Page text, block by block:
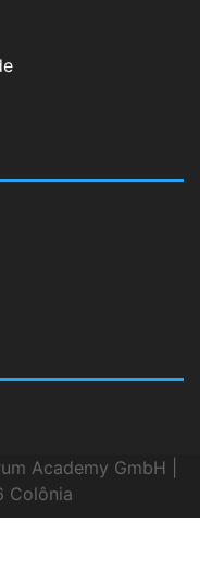
Academy GmbH |
Colônia